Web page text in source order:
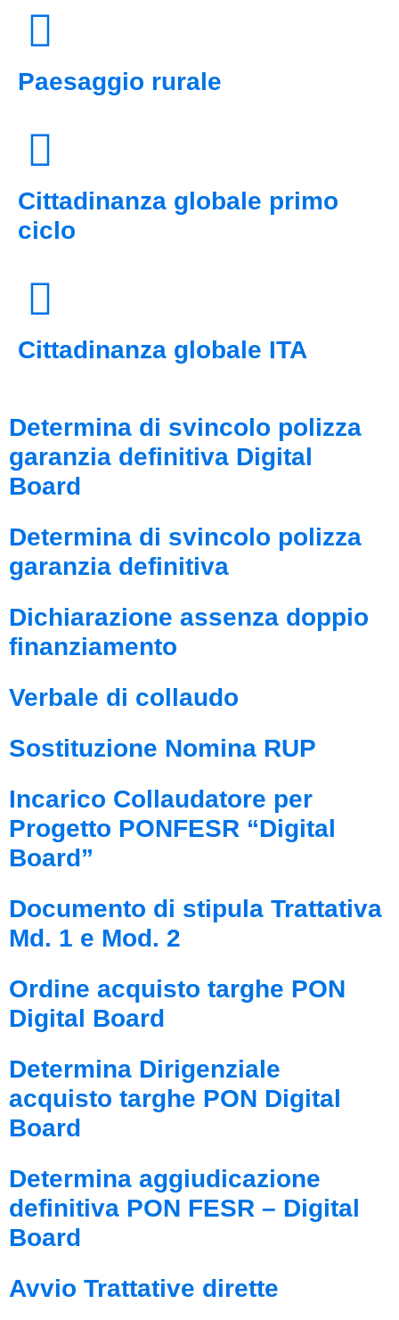
Paesaggio rurale
Cittadinanza globale primo
ciclo
Cittadinanza globale ITA
Determina di svincolo polizza
garanzia definitiva Digital
Board
Determina di svincolo polizza
garanzia definitiva
Dichiarazione assenza doppio
finanziamento
Verbale di collaudo
Sostituzione Nomina RUP
Incarico Collaudatore per
Progetto PONFESR “Digital
Board”
Documento di stipula Trattativa
Md. 1 e Mod. 2
Ordine acquisto targhe PON
Digital Board
Determina Dirigenziale
acquisto targhe PON Digital
Board
Determina aggiudicazione
definitiva PON FESR – Digital
Board
Avvio Trattative dirette